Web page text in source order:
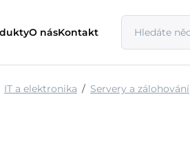
O násKontakt
IT a elektronika Servery a zálohování